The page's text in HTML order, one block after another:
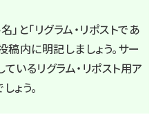
」と「リグラム・リポストであ
稿内に明記しましょう。サー
いるリグラム・リポスト用ア
ょう。